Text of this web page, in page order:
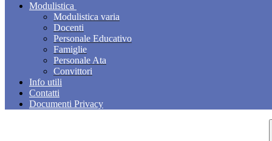
Modulistica
Modulistica varia
Docenti
Personale Educativo
Famiglie
Personale Ata
Convittori
Info utili
Contatti
Documenti Privacy